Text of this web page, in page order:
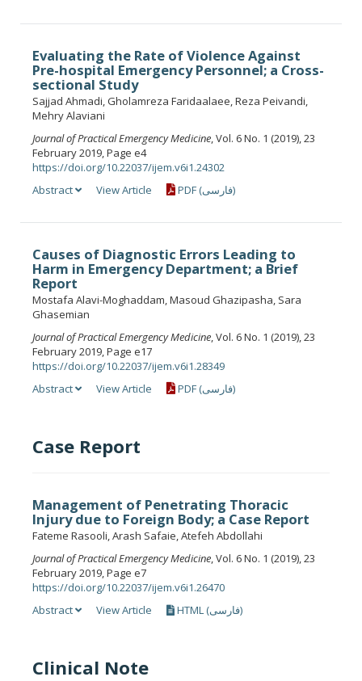
Evaluating the Rate of Violence Against
Pre-hospital Emergency Personnel; a Cross-
sectional Study
Sajjad Ahmadi, Gholamreza Faridaalaee, Reza Peivandi,
Mehry Alaviani
Journal of Practical Emergency Medicine, Vol. 6 No. 1 (2019), 23
February 2019, Page e4
https://doi.org/10.22037/ijem.v6i1.24302
Abstract
View Article PDF (فارسی)
Causes of Diagnostic Errors Leading to
Harm in Emergency Department; a Brief
Report
Mostafa Alavi-Moghaddam, Masoud Ghazipasha, Sara
Ghasemian
Journal of Practical Emergency Medicine, Vol. 6 No. 1 (2019), 23
February 2019, Page e17
https://doi.org/10.22037/ijem.v6i1.28349
Abstract
View Article PDF (فارسی)
Case Report
Management of Penetrating Thoracic
Injury due to Foreign Body; a Case Report
Fateme Rasooli, Arash Safaie, Atefeh Abdollahi
Journal of Practical Emergency Medicine, Vol. 6 No. 1 (2019), 23
February 2019, Page e7
https://doi.org/10.22037/ijem.v6i1.26470
Abstract
View Article HTML (فارسی)
Clinical Note